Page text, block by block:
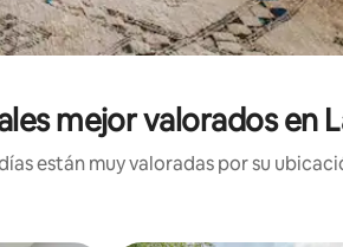
mejor valorados en
están muy valoradas por su